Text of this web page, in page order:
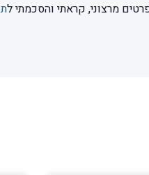
מרצוני, קראתי והסכמתי ל